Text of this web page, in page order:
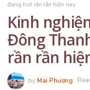
đang hot rần rần hiện nay
Kinh
Đông
rần rần
by Mai Phương